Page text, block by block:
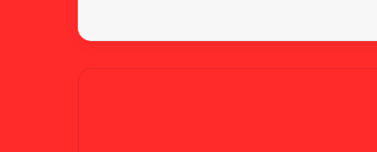
بسبب “الصفر الدولي” .. ريجيكامب